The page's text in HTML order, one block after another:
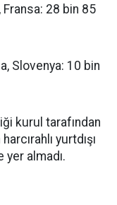
Fransa: 28 bin 85
Slovenya: 10 bin
kurul tarafından
yurtdışı
almadı.